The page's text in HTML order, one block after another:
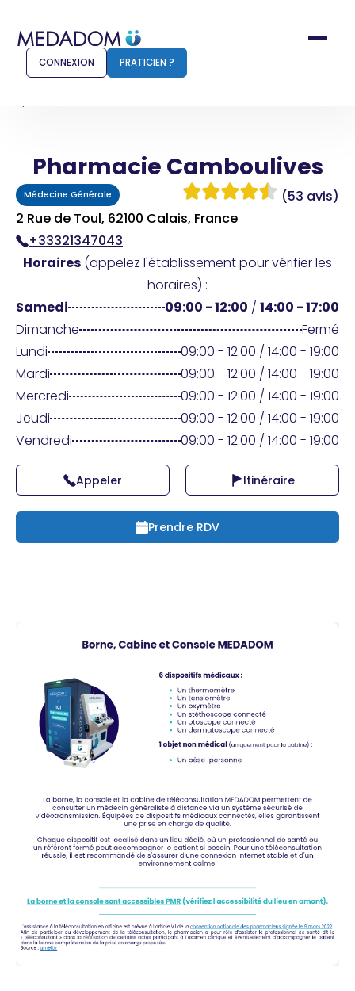
Comment ça marche ?
Pour les patients
Pharmacien
Connexion
Praticien ?
CONNEXION PRATICIEN ?
Pharmacie Camboulives
Médecine Générale
(53 avis)
2 Rue de Toul, 62100 Calais, France
+33321347043
Horaires (appelez l'établissement pour vérifier les
horaires) :
Samedi
09:00 - 12:00 / 14:00 - 17:00
Dimanche
Fermé
Lundi
09:00 - 12:00 / 14:00 - 19:00
Mardi
09:00 - 12:00 / 14:00 - 19:00
Mercredi
09:00 - 12:00 / 14:00 - 19:00
Jeudi
09:00 - 12:00 / 14:00 - 19:00
Vendredi
09:00 - 12:00 / 14:00 - 19:00
Appeler Itinéraire
Prendre RDV